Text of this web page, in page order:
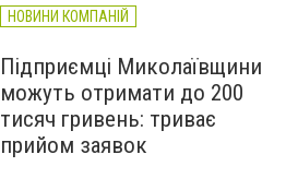
НОВИНИ КОМПАНІЙ
Підприємці Миколаївщини
можуть отримати до 200
тисяч гривень: триває
прийом заявок